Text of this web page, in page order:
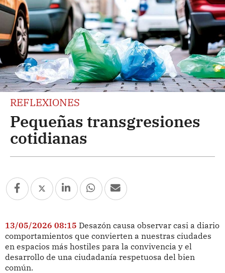
REFLEXIONES
Pequeñas transgresiones
cotidianas
13/05/2026 08:15 Desazón causa observar casi a diario
comportamientos que convierten a nuestras ciudades
en espacios más hostiles para la convivencia y el
desarrollo de una ciudadanía respetuosa del bien
común.